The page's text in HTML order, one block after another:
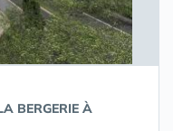
BERGERIE À